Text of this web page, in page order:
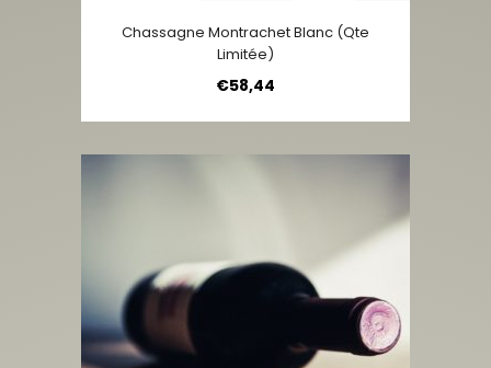
Chassagne Montrachet Blanc (qte
Limitée)
€58,44